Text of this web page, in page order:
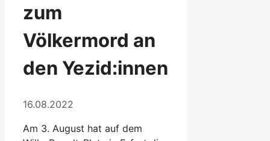
zum
Völkermord an
den Yezid:innen
16.08.2022
Am 3. August hat auf dem